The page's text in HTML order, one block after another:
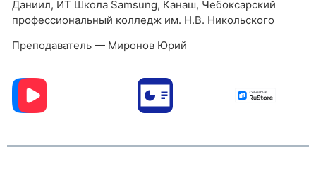
Даниил, ИТ Школа Samsung, Канаш, Чебоксарский
профессиональный колледж им. Н.В. Никольского
Преподаватель — Миронов Юрий